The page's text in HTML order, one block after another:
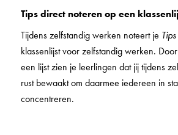
Tips direct noteren op een
Tijdens zelfstandig werken noteert je Tips
klassenlijst voor zelfstandig werken.
een lijst zien je leerlingen dat jij tijdens
rust bewaakt om daarmee iedereen in
concentreren.